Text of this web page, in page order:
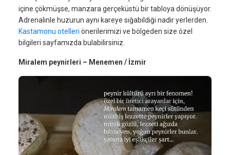
içine çökmüşse, manzara gerçeküstü bir tabloya dönüşüyor.
Adrenalinle huzurun aynı kareye sığabildiği nadir yerlerden.
Kastamonu otelleri önerilerimizi ve bölgeden size özel
bilgileri sayfamızda bulabilirsiniz.
Miralem peynirleri – Menemen / İzmir